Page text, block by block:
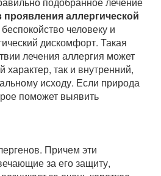
аллергической
человеку и
дискомфорт. Такая
лечения аллергия может
так и внутренний,
исходу. Если природа
поможет выявить
Причем эти
за его защиту,